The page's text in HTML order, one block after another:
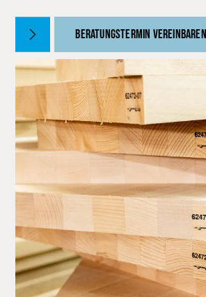
BERATUNGSTERMIN VEREINBAREN